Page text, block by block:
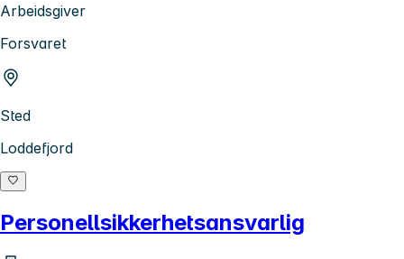
Arbeidsgiver
Forsvaret
Sted
Loddefjord
Personellsikkerhetsansvarlig